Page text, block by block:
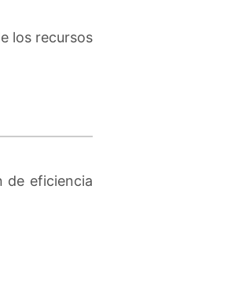
los recursos
de eficiencia